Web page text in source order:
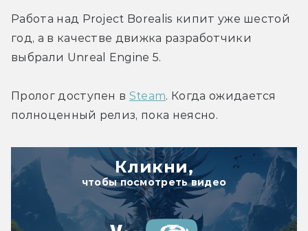
Работа над Project Borealis кипит уже шестой
год, а в качестве движка разработчики
выбрали Unreal Engine 5.
Пролог доступен в Steam. Когда ожидается
полноценный релиз, пока неясно.
Кликни,
чтобы посмотреть видео